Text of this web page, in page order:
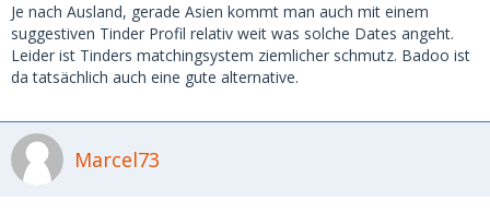
Je nach Ausland, gerade Asien kommt man auch mit einem
suggestiven Tinder Profil relativ weit was solche Dates angeht.
Leider ist Tinders matchingsystem ziemlicher schmutz. Badoo ist
da tatsächlich auch eine gute alternative.
Marcel73